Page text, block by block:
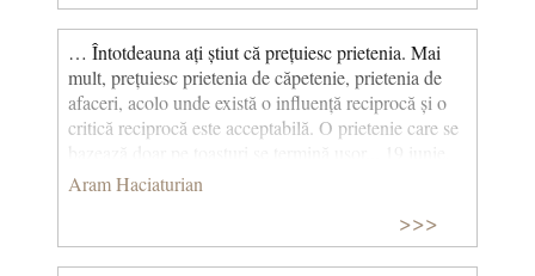
… Întotdeauna ați știut că prețuiesc prietenia. Mai
mult, prețuiesc prietenia de căpetenie, prietenia de
afaceri, acolo unde există o influență reciprocă și o
critică reciprocă este acceptabilă. O prietenie care se
bazează doar pe toasturi se termină ușor... 19 iunie,
1960 © CCC
Aram Haciaturian
>>>